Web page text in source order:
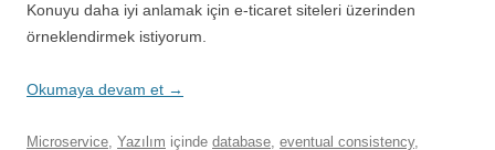
Konuyu daha iyi anlamak için e-ticaret siteleri üzerinden
örneklendirmek istiyorum.
Okumaya devam et →
Microservice, Yazılım içinde database, eventual consistency,